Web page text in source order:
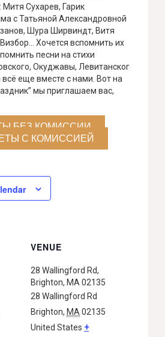
Сухарев, Гарик
с Татьяной Александровной
Шура Ширвиндт, Витя
Хочется вспомнить их
песни на стихи
Окуджавы, Левитанского
всё еще вместе с нами. Вот на
мы приглашаем вас,
БЕЗ КОМИССИИ
С КОМИССИЕЙ
VENUE
28 Wallingford Rd,
Brighton, MA 02135
28 Wallingford Rd
Brighton, MA 02135
United States +